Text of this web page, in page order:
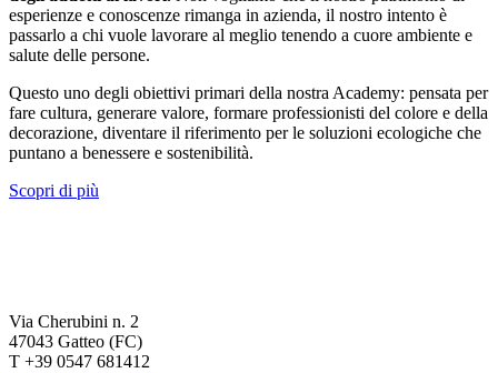
esperienze e conoscenze rimanga in azienda, il nostro intento è
passarlo a chi vuole lavorare al meglio tenendo a cuore ambiente e
salute delle persone.
Questo uno degli obiettivi primari della nostra Academy: pensata per
fare cultura, generare valore, formare professionisti del colore e della
decorazione, diventare il riferimento per le soluzioni ecologiche che
puntano a benessere e sostenibilità.
Scopri di più
Via Cherubini n. 2
47043 Gatteo (FC)
T +39 0547 681412